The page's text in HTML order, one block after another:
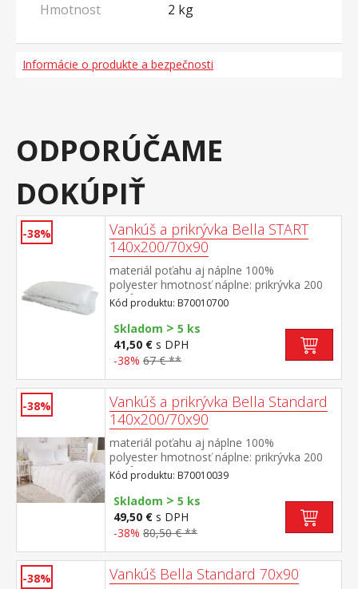
Hmotnost
2 kg
Informácie o produkte a bezpečnosti
ODPORÚČAME
DOKÚPIŤ
-38%
Vankúš a prikrývka Bella START
140x200/70x90
materiál poťahu aj náplne 100%
polyester hmotnosť náplne: prikrývka 200
g/m², vankúš: cca 850 g rozmery: prikrývka
140 × 200 cm, vankúš 70 × 90
cm termoregulačné, antibakteriálne,
vhodné pre alergikov prikrývka je elegantne
prešitá prateľné do 60 °C
Kód produktu: B70010700
Skladom > 5 ks
41,50 € s DPH
-38% 67 € **
-38%
Vankúš a prikrývka Bella Standard
140x200/70x90
materiál poťahu aj náplne 100%
polyester hmotnosť náplne: prikrývka 200
g/m², vankúš: cca 1000 g rozmery: prikrývka
140 × 200 cm, vankúš 70 × 90
cm termoregulačné, antibakteriálne,
vhodné pre alergikov prikrývka aj vankúš sú
elegantne prešité prateľné do 60 °C
Kód produktu: B70010039
Skladom > 5 ks
49,50 € s DPH
-38% 80,50 € **
-38% Vankúš Bella Standard 70x90